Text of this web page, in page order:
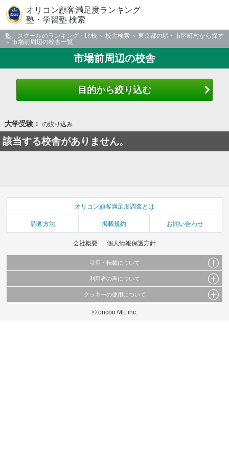
オリコン顧客満足度ランキング
塾・学習塾 検索
塾、スクールのランキング・比較 校舎検索
東京都の駅・市区町村から探す
市場前周辺の校舎一覧
市場前周辺の校舎
目的から絞り込む
大学受験： の絞り込み
該当する校舎がありません。
オリコン顧客満足度調査とは
調査方法 掲載規約 お問い合わせ
会社概要 個人情報保護方針
引用・転載について
当サイトで公開されている情報（文字、写真、イラスト、画像データ等）及びこれらの配
これらの情報を権利者の許可なく無断転載・複製などの二次利用を行うことは固く禁じて
利用者の声について
当サイトに掲載している内容はすべてサービスの利用者が提出された見解・感想です。
弊社の見解・ 意見ではないことをご理解いただいた上でご覧ください。
クッキーの使用について
このサイトでは Cookie を使用して、ユーザーに合わせたコンテンツや広告の表示、ソー
© oricon ME inc.